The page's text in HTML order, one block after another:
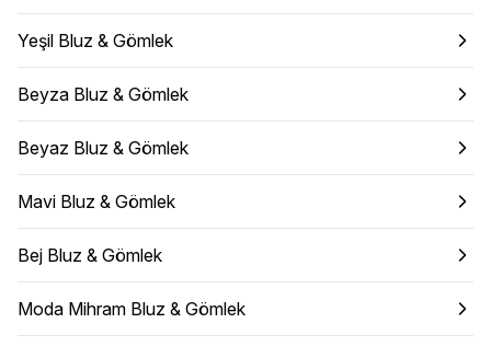
Yeşil Bluz & Gömlek
Beyza Bluz & Gömlek
Beyaz Bluz & Gömlek
Mavi Bluz & Gömlek
Bej Bluz & Gömlek
Moda Mihram Bluz & Gömlek